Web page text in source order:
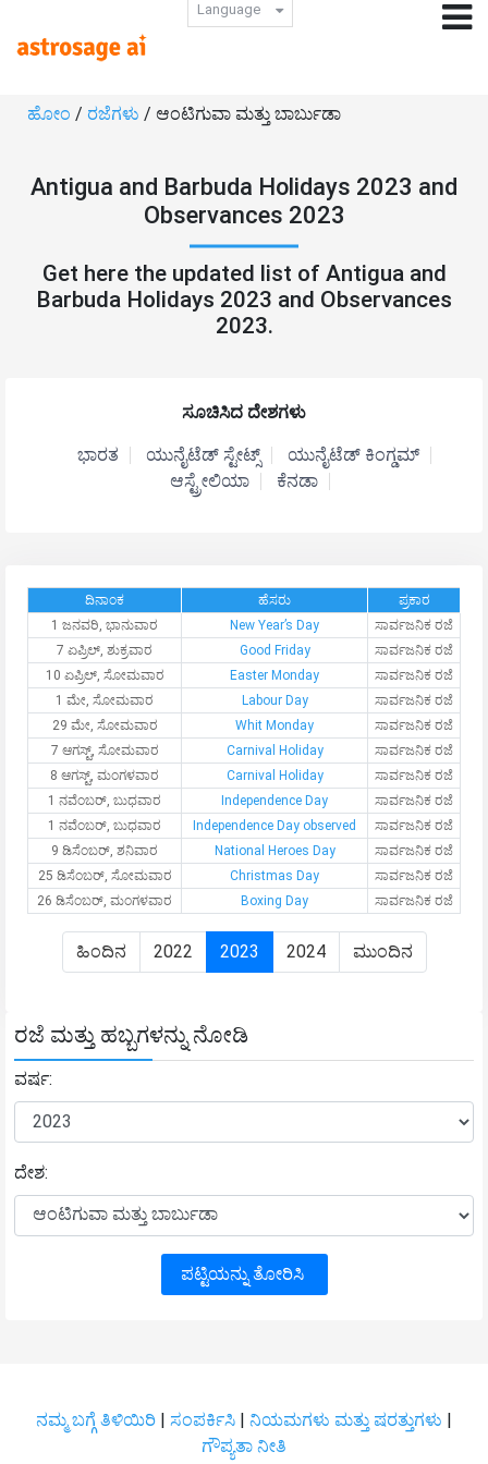
Language
ಹೋಂ / ರಜೆಗಳು / ಆಂಟಿಗುವಾ ಮತ್ತು ಬಾರ್ಬುಡಾ
Antigua and Barbuda Holidays 2023 and
Observances 2023
Get here the updated list of Antigua and
Barbuda Holidays 2023 and Observances
2023.
ಸೂಚಿಸಿದ ದೇಶಗಳು
ಭಾರತ ಯುನೈಟೆಡ್ ಸ್ಟೇಟ್ಸ್
ಯುನೈಟೆಡ್ ಕಿಂಗ್ಡಮ್
ಆಸ್ಟ್ರೇಲಿಯಾ
ಕೆನಡಾ
ದಿನಾಂಕ ಹೆಸರು
ಪ್ರಕಾರ
1 ಜನವರಿ, ಭಾನುವಾರ
New Year’s Day
ಸಾರ್ವಜನಿಕ ರಜೆ
7 ಏಪ್ರಿಲ್, ಶುಕ್ರವಾರ
Good Friday
ಸಾರ್ವಜನಿಕ ರಜೆ
10 ಏಪ್ರಿಲ್, ಸೋಮವಾರ
Easter Monday
ಸಾರ್ವಜನಿಕ ರಜೆ
1 ಮೇ, ಸೋಮವಾರ
Labour Day
ಸಾರ್ವಜನಿಕ ರಜೆ
29 ಮೇ, ಸೋಮವಾರ
Whit Monday
ಸಾರ್ವಜನಿಕ ರಜೆ
7 ಆಗಸ್ಟ್, ಸೋಮವಾರ
Carnival Holiday
ಸಾರ್ವಜನಿಕ ರಜೆ
8 ಆಗಸ್ಟ್, ಮಂಗಳವಾರ
Carnival Holiday
ಸಾರ್ವಜನಿಕ ರಜೆ
1 ನವೆಂಬರ್, ಬುಧವಾರ
Independence Day
ಸಾರ್ವಜನಿಕ ರಜೆ
1 ನವೆಂಬರ್, ಬುಧವಾರ
Independence Day observed
ಸಾರ್ವಜನಿಕ ರಜೆ
9 ಡಿಸೆಂಬರ್, ಶನಿವಾರ
National Heroes Day
ಸಾರ್ವಜನಿಕ ರಜೆ
25 ಡಿಸೆಂಬರ್, ಸೋಮವಾರ
Christmas Day
ಸಾರ್ವಜನಿಕ ರಜೆ
26 ಡಿಸೆಂಬರ್, ಮಂಗಳವಾರ
Boxing Day ಸಾರ್ವಜನಿಕ ರಜೆ
ಹಿಂದಿನ 2022 2023 2024 ಮುಂದಿನ
ರಜೆ ಮತ್ತು ಹಬ್ಬಗಳನ್ನು ನೋಡಿ
ವರ್ಷ:
ದೇಶ:
ಪಟ್ಟಿಯನ್ನು ತೋರಿಸಿ
ನಮ್ಮ ಬಗ್ಗೆ ತಿಳಿಯಿರಿ | ಸಂಪರ್ಕಿಸಿ | ನಿಯಮಗಳು ಮತ್ತು ಷರತ್ತುಗಳು |
ಗೌಪ್ಯತಾ ನೀತಿ